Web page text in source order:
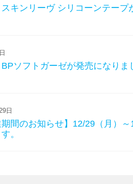
スキンリーヴ シリコーンテープ
BPソフトガーゼが発売になりま
日
期間のお知らせ】12/29（月）
。